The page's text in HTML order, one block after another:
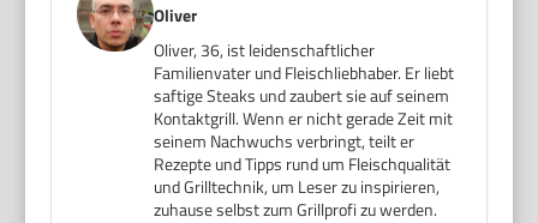
Oliver
Oliver, 36, ist leidenschaftlicher
Familienvater und Fleischliebhaber. Er liebt
saftige Steaks und zaubert sie auf seinem
Kontaktgrill. Wenn er nicht gerade Zeit mit
seinem Nachwuchs verbringt, teilt er
Rezepte und Tipps rund um Fleischqualität
und Grilltechnik, um Leser zu inspirieren,
zuhause selbst zum Grillprofi zu werden.